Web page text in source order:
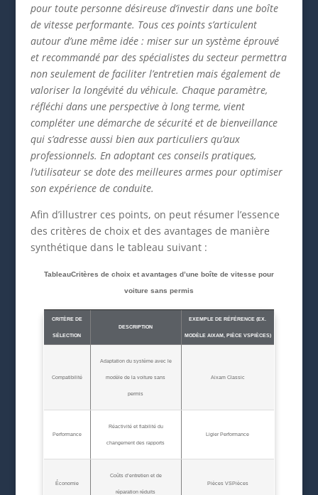
pour toute personne désireuse d’investir dans une boîte
de vitesse performante. Tous ces points s’articulent
autour d’une même idée : miser sur un système éprouvé
et recommandé par des spécialistes du secteur permettra
non seulement de faciliter l’entretien mais également de
valoriser la longévité du véhicule. Chaque paramètre,
réfléchi dans une perspective à long terme, vient
compléter une démarche de sécurité et de bienveillance
qui s’adresse aussi bien aux particuliers qu’aux
professionnels. En adoptant ces conseils pratiques,
l’utilisateur se dote des meilleures armes pour optimiser
son expérience de conduite.
Afin d’illustrer ces points, on peut résumer l’essence
des critères de choix et des avantages de manière
synthétique dans le tableau suivant :
TableauCritères de choix et avantages d’une boîte de vitesse pour
voiture sans permis
CRITÈRE DE
SÉLECTION
DESCRIPTION
EXEMPLE DE RÉFÉRENCE (EX.
MODÈLE AIXAM, PIÈCE VSPIÈCES)
Compatibilité
Adaptation du système avec le
modèle de la voiture sans
permis
Aixam Classic
Performance
Réactivité et fiabilité du
changement des rapports
Ligier Performance
Économie
Coûts d’entretien et de
réparation réduits
Pièces VSPièces